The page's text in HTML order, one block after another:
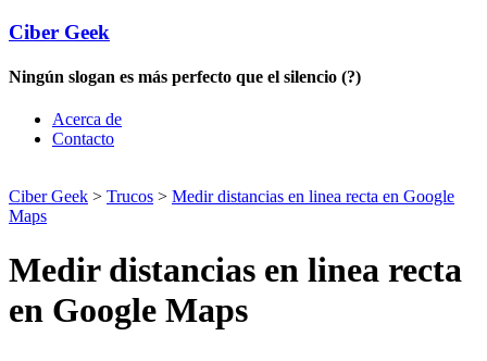
Ciber Geek
Ningún slogan es más perfecto que el silencio (?)
Acerca de
Contacto
Ciber Geek > Trucos > Medir distancias en linea recta en Google
Maps
Medir distancias en linea recta
en Google Maps